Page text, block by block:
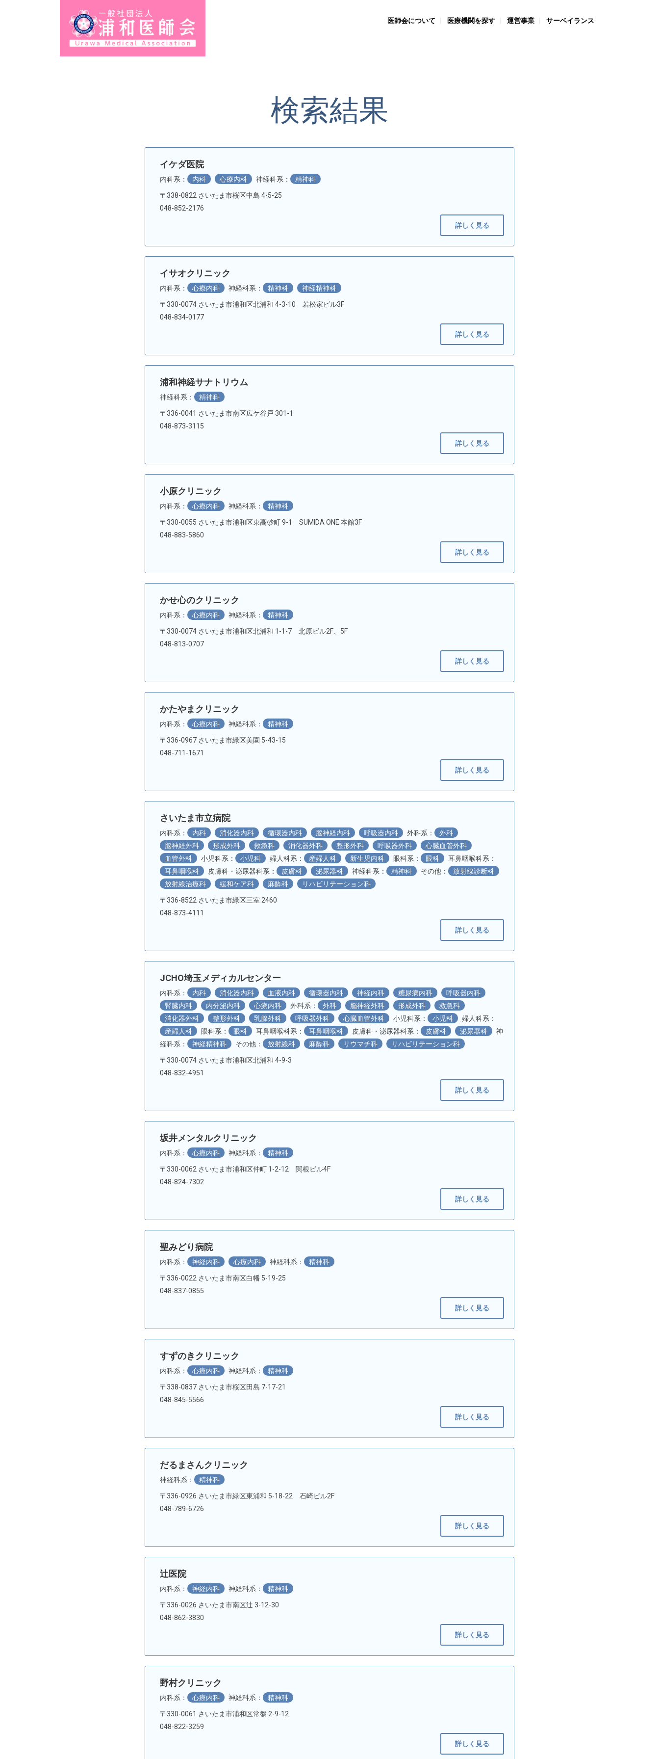
医師会について 医療機関を探す 運営事業 サーベイランス
検索結果
イケダ医院
内科系： 内科 心療内科 神経科系： 精神科
〒338-0822 さいたま市桜区中島 4-5-25
048-852-2176
詳しく見る
イサオクリニック
内科系： 心療内科 神経科系： 精神科 神経精神科
〒330-0074 さいたま市浦和区北浦和 4-3-10 若松家ビル3F
048-834-0177
詳しく見る
浦和神経サナトリウム
神経科系： 精神科
〒336-0041 さいたま市南区広ケ谷戸 301-1
048-873-3115
詳しく見る
小原クリニック
内科系： 心療内科 神経科系： 精神科
〒330-0055 さいたま市浦和区東高砂町 9-1 SUMIDA ONE 本館3F
048-883-5860
詳しく見る
かせ心のクリニック
内科系： 心療内科 神経科系： 精神科
〒330-0074 さいたま市浦和区北浦和 1-1-7 北原ビル2F、5F
048-813-0707
詳しく見る
かたやまクリニック
内科系： 心療内科 神経科系： 精神科
〒336-0967 さいたま市緑区美園 5-43-15
048-711-1671
詳しく見る
さいたま市立病院
内科系： 内科 消化器内科 循環器内科 脳神経内科 呼吸器内科 外科系：
外科
脳神経外科
形成外科 救急科 消化器外科 整形外科 呼吸器外科
心臓血管外科
血管外科
小児科系： 小児科 婦人科系： 産婦人科 新生児内科 眼科系： 眼科
耳鼻咽喉科系：
耳鼻咽喉科
皮膚科・泌尿器科系： 皮膚科 泌尿器科 神経科系： 精神科 その他：
放射線診断科
放射線治療科
緩和ケア科 麻酔科 リハビリテーション科
〒336-8522 さいたま市緑区三室 2460
048-873-4111
詳しく見る
JCHO埼玉メディカルセンター
内科系： 内科 消化器内科 血液内科 循環器内科 神経内科 糖尿病内科
呼吸器内科
腎臓内科
内分泌内科 心療内科 外科系： 外科 脳神経外科 形成外科
救急科
消化器外科
整形外科 乳腺外科 呼吸器外科 心臓血管外科 小児科系： 小児科
婦人科系：
産婦人科
眼科系： 眼科 耳鼻咽喉科系： 耳鼻咽喉科 皮膚科・泌尿器科系： 皮膚科 泌尿器科
神
経科系：
神経精神科 その他： 放射線科 麻酔科 リウマチ科 リハビリテーション科
〒330-0074 さいたま市浦和区北浦和 4-9-3
048-832-4951
詳しく見る
坂井メンタルクリニック
内科系： 心療内科 神経科系： 精神科
〒330-0062 さいたま市浦和区仲町 1-2-12 関根ビル4F
048-824-7302
詳しく見る
聖みどり病院
内科系： 神経内科 心療内科 神経科系： 精神科
〒336-0022 さいたま市南区白幡 5-19-25
048-837-0855
詳しく見る
すずのきクリニック
内科系： 心療内科 神経科系： 精神科
〒338-0837 さいたま市桜区田島 7-17-21
048-845-5566
詳しく見る
だるまさんクリニック
神経科系： 精神科
〒336-0926 さいたま市緑区東浦和 5-18-22 石崎ビル2F
048-789-6726
詳しく見る
辻医院
内科系： 神経内科 神経科系： 精神科
〒336-0026 さいたま市南区辻 3-12-30
048-862-3830
詳しく見る
野村クリニック
内科系： 心療内科 神経科系： 精神科
〒330-0061 さいたま市浦和区常盤 2-9-12
048-822-3259
詳しく見る